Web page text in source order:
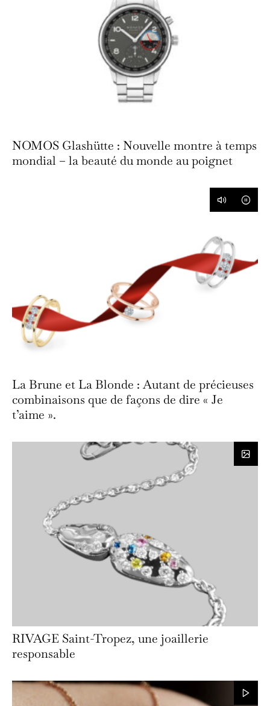
NOMOS Glashütte : Nouvelle montre à temps
mondial – la beauté du monde au poignet
La Brune et La Blonde : Autant de précieuses
combinaisons que de façons de dire « Je
t’aime ».
RIVAGE Saint-Tropez, une joaillerie
responsable